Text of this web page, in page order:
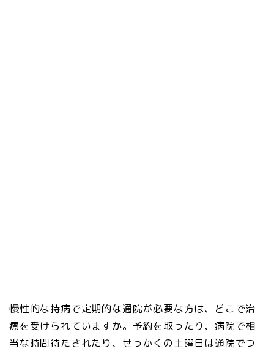
慢性的な持病で定期的な通院が必要な方は、どこで治
療を受けられていますか。予約を取ったり、病院で相
当な時間待たされたり、せっかくの土曜日は通院でつ